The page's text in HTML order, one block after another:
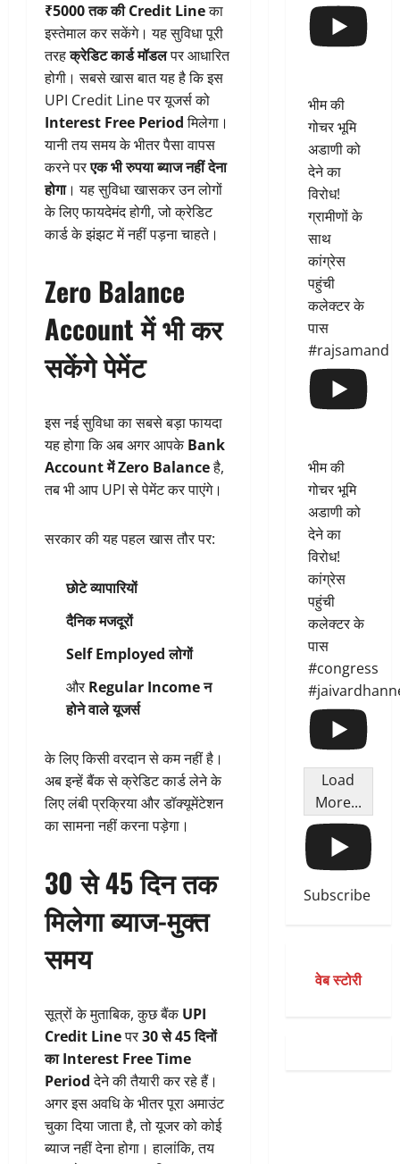
₹5000 तक की Credit Lineका
इस्तेमाल कर सकेंगे। यह सुविधा पूरी
तरहक्रेडिट कार्ड मॉडलपर आधारित
होगी। सबसे खास बात यह है कि इस
UPI Credit Line पर यूजर्स को
Interest Free Periodमिलेगा।
यानी तय समय के भीतर पैसा वापस
करने परएक भी रुपया ब्याज नहीं देना
होगा। यह सुविधा खासकर उन लोगों
के लिए फायदेमंद होगी, जो क्रेडिट
कार्ड के झंझट में नहीं पड़ना चाहते।
Zero Balance
Account में भी कर
सकेंगे पेमेंट
इस नई सुविधा का सबसे बड़ा फायदा
यह होगा कि अब अगर आपकेBank
Account में Zero Balanceहै,
तब भी आप UPI से पेमेंट कर पाएंगे।
सरकार की यह पहल खास तौर पर:
छोटे व्यापारियों
दैनिक मजदूरों
Self Employed लोगों
और Regular Income न
होने वाले यूजर्स
के लिए किसी वरदान से कम नहीं है।
अब इन्हें बैंक से क्रेडिट कार्ड लेने के
लिए लंबी प्रक्रिया और डॉक्यूमेंटेशन
का सामना नहीं करना पड़ेगा।
30 से 45 दिन तक
मिलेगा ब्याज-मुक्त
समय
सूत्रों के मुताबिक, कुछ बैंकUPI
Credit Lineपर30 से 45 दिनों
का Interest Free Time
Periodदेने की तैयारी कर रहे हैं।
अगर इस अवधि के भीतर पूरा अमाउंट
चुका दिया जाता है, तो यूजर को कोई
ब्याज नहीं देना होगा। हालांकि, तय
भीम की
गोचर भूमि
अडाणी को
देने का
विरोध!
ग्रामीणों के
साथ
कांग्रेस
पहुंची
कलेक्टर के
पास
#rajsamand
भीम की
गोचर भूमि
अडाणी को
देने का
विरोध!
कांग्रेस
पहुंची
कलेक्टर के
पास
#congress
Load
More...
Subscribe
वेब स्टोरी